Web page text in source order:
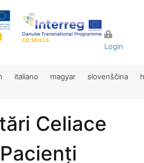
Login
italiano magyar slovenščina
Celiace